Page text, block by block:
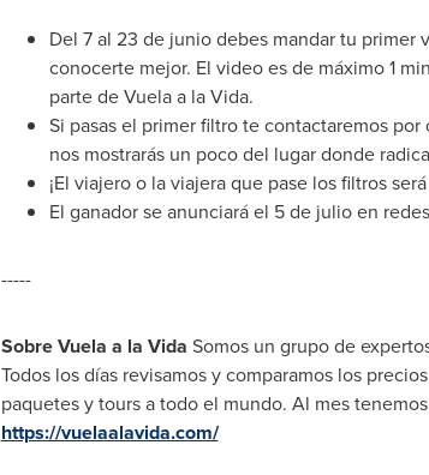
Del 7 al 23 de junio debes mandar tu
conocerte mejor. El video es de máximo 1
parte de Vuela a la Vida.
Si pasas el primer filtro te contactaremos
nos mostrarás un poco del lugar donde
¡El viajero o la viajera que pase los filtros
El ganador se anunciará el 5 de julio en
-----
Sobre Vuela a la Vida Somos un grupo de
Todos los días revisamos y comparamos los
paquetes y tours a todo el mundo. Al mes
https://vuelaalavida.com/